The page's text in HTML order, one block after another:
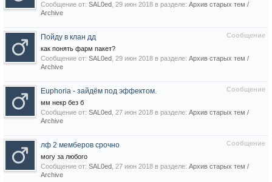
Сообщение от: SAL0ed 29 июн 2018 в разделе: Архив старых тем /
Archive
Сообщение
Пойду в клан дд
как понять фарм пакет?
Сообщение от: SAL0ed 29 июн 2018 в разделе: Архив старых тем /
Archive
Сообщение
Euphoria - зайдём под эффектом.
мм некр без б
Сообщение от: SAL0ed 27 июн 2018 в разделе: Архив старых тем /
Archive
Сообщение
лф 2 мемберов срочно
могу за любого
Сообщение от: SAL0ed 27 июн 2018 в разделе: Архив старых тем /
Archive